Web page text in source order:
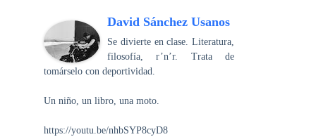
David Sánchez Usanos
Se divierte en clase. Literatura,
filosofía, r’n’r. Trata de
tomárselo con deportividad.
Un niño, un libro, una moto.
https://youtu.be/nhbSYP8cyD8